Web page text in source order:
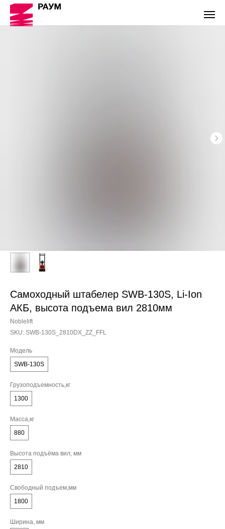
Самоходный штабелер SWB-130S, Li-Ion
АКБ, высота подъема вил 2810мм
Noblelift
SKU: SWB-130S_2810DX_ZZ_FFL
Модель
SWB-130S
Грузоподъемность,кг
1300
Масса,кг
880
Высота подъёма вил, мм
2810
Свободный подъем,мм
1800
Ширина, мм